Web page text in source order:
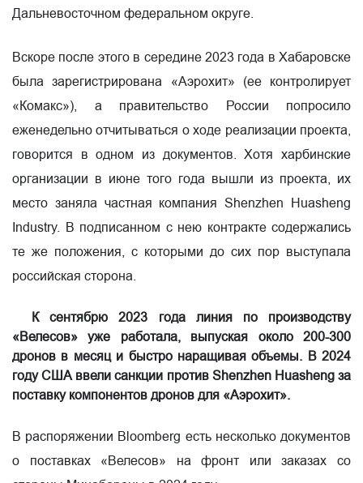
Дальневосточном федеральном округе.
Вскоре после этого в середине 2023 года в Хабаровске
была зарегистрирована «Аэрохит» (ее контролирует
«Комакс»), а правительство России попросило
еженедельно отчитываться о ходе реализации проекта,
говорится в одном из документов. Хотя харбинские
организации в июне того года вышли из проекта, их
место заняла частная компания Shenzhen Huasheng
Industry. В подписанном с нею контракте содержались
те же положения, с которыми до сих пор выступала
российская сторона.
К сентябрю 2023 года линия по производству
«Велесов» уже работала, выпуская около 200-300
дронов в месяц и быстро наращивая объемы. В 2024
году США ввели санкции против Shenzhen Huasheng за
поставку компонентов дронов для «Аэрохит».
В распоряжении Bloomberg есть несколько документов
о поставках «Велесов» на фронт или заказах со